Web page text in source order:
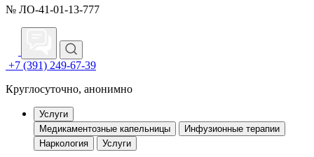
№ ЛО-41-01-13-777
+7 (391) 249-67-39
Круглосуточно, анонимно
Услуги
Медикаментозные капельницы
Инфузионные терапии
Наркология
Услуги